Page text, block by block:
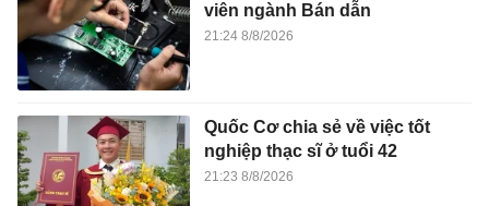
viên ngành Bán dẫn
21:24 8/8/2026
Quốc Cơ chia sẻ về việc tốt
nghiệp thạc sĩ ở tuổi 42
21:23 8/8/2026